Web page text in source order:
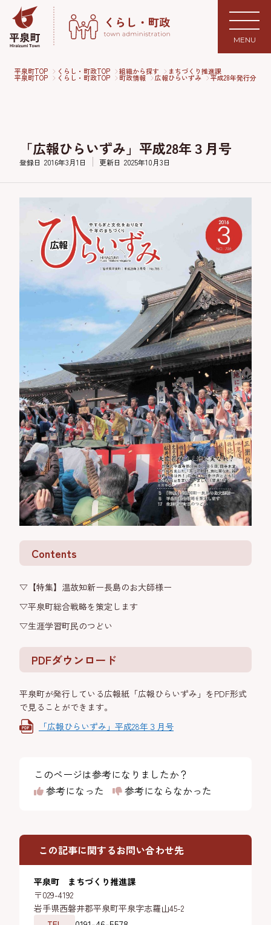
MENU
平泉町TOP くらし・町政TOP 組織から探す まちづくり推進課
平泉町TOP くらし・町政TOP 町政情報 広報ひらいずみ 平成28年発行分
「広報ひらいずみ」平成28年３月号
登録日 2016年3月1日 更新日 2025年10月3日
Contents
▽【特集】温故知新ー長島のお大師様ー
▽平泉町総合戦略を策定します
▽生涯学習町民のつどい
PDFダウンロード
平泉町が発行している広報紙「広報ひらいずみ」をPDF形式
で見ることができます。
「広報ひらいずみ」平成28年３月号
このページは参考になりましたか？
参考になった
参考にならなかった
この記事に関するお問い合わせ先
平泉町 まちづくり推進課
〒029-4192
岩手県西磐井郡平泉町平泉字志羅山45-2